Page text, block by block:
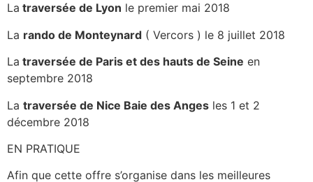
La traversée de Lyon le premier mai 2018
La rando de Monteynard ( Vercors ) le 8 juillet 2018
La traversée de Paris et des hauts de Seine en
septembre 2018
La traversée de Nice Baie des Anges les 1 et 2
décembre 2018
EN PRATIQUE
Afin que cette offre s’organise dans les meilleures